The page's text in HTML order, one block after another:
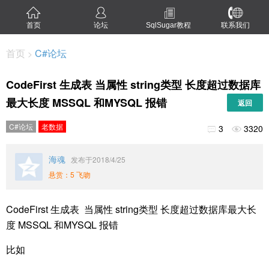
首页 论坛 SqlSugar教程 联系我们
首页 > C#论坛
CodeFirst 生成表 当属性 string类型 长度超过数据库
最大长度 MSSQL 和MYSQL 报错
返回
C#论坛 老数据  3  3320
海魂 发布于2018/4/25
悬赏：5 飞吻
CodeFirst 生成表 当属性 string类型 长度超过数据库最大长
度 MSSQL 和MYSQL 报错
比如